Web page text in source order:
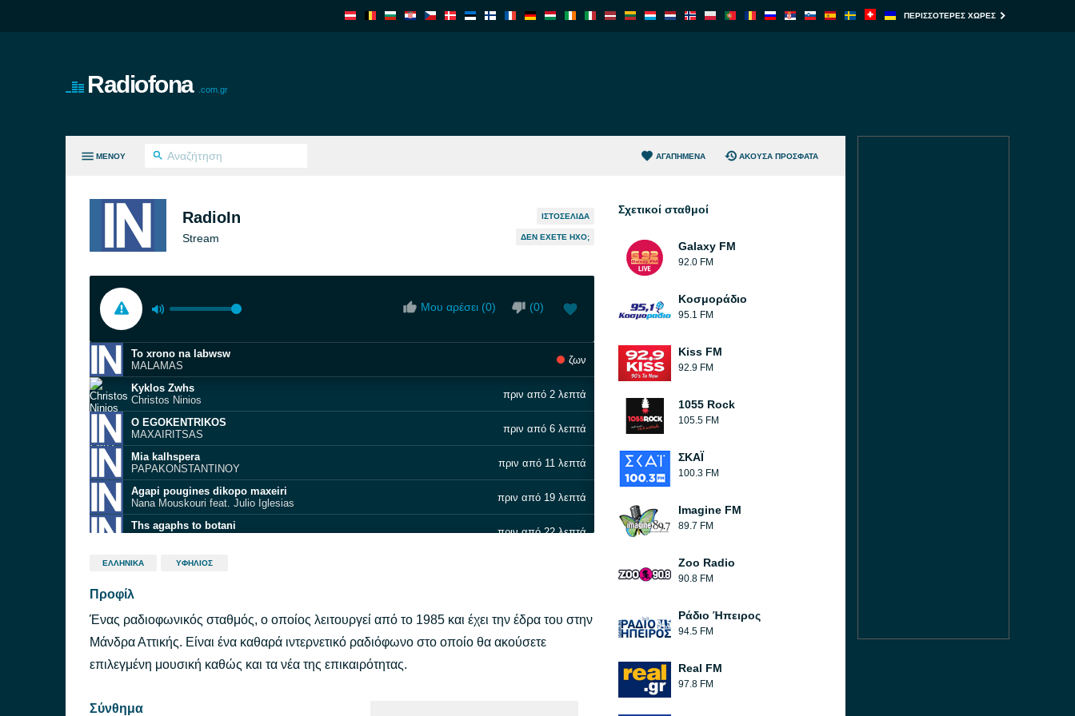
ΠΕΡΙΣΣΌΤΕΡΕΣ ΧΏΡΕΣ
Radiofona .com.gr
ΜΕΝΟΎ ΑΓΑΠΗΜΈΝΑ ΆΚΟΥΣΑ ΠΡΌΣΦΑΤΑ
RadioIn
Stream
ΙΣΤΟΣΕΛΊΔΑ
ΔΕΝ ΈΧΕΤΕ ΉΧΟ;
Μου αρέσει (0) (0)
To xrono na labwsw
MALAMAS
ζων
Kyklos Zwhs
Christos Ninios
πριν από 2 λεπτά
O EGOKENTRIKOS
MAXAIRITSAS
πριν από 6 λεπτά
Mia kalhspera
PAPAKONSTANTINOY
πριν από 11 λεπτά
Agapi pougines dikopo maxeiri
Nana Mouskouri feat. Julio Iglesias
πριν από 19 λεπτά
Ths agaphs to botani
πριν από 22 λεπτά
Trelh ki adespoth
pote mhn les pote
Se perimeno t'allo kalokairi
ELENA
πριν από 36 λεπτά
FTHINOPWRO
KSIDOYS
ΕΛΛΗΝΙΚΆ ΥΦΉΛΙΟΣ
Προφίλ
Ένας ραδιοφωνικός σταθμός, ο οποίος λειτουργεί από το 1985 και έχει την έδρα του στην
Μάνδρα Αττικής. Είναι ένα καθαρά ιντερνετικό ραδιόφωνο στο οποίο θα ακούσετε
επιλεγμένη μουσική καθώς και τα νέα της επικαιρότητας.
Σύνθημα
Σχετικοί σταθμοί
Galaxy FM
92.0 FM
Κοσμοράδιο
95.1 FM
Kiss FM
92.9 FM
1055 Rock
105.5 FM
ΣΚΑΪ
100.3 FM
Imagine FM
89.7 FM
Zoo Radio
90.8 FM
Ράδιο Ήπειρος
94.5 FM
Real FM
97.8 FM